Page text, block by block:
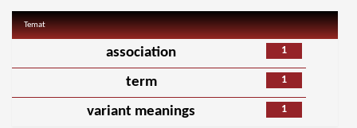
Temat
1
association
1
term
1
variant meanings